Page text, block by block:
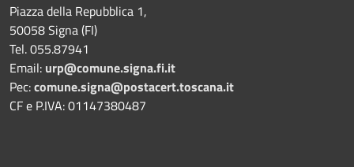
Piazza della Repubblica 1,
50058 Signa (FI)
Tel. 055.87941
Email: urp@comune.signa.fi.it
Pec:comune.signa@postacert.toscana.it
CF e P.IVA: 01147380487